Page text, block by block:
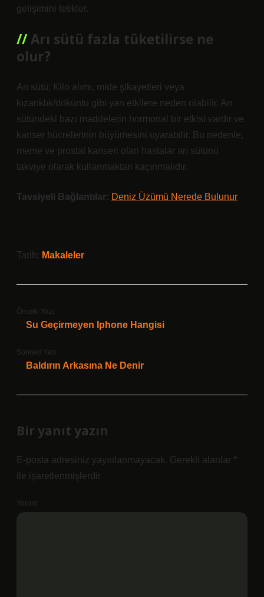
gelişimini tetikler.
Arı sütü fazla tüketilirse ne
olur?
Arı sütü; Kilo alımı, mide şikayetleri veya
kızarıklık/döküntü gibi yan etkilere neden olabilir. Arı
sütündeki bazı maddelerin hormonal bir etkisi vardır ve
kanser hücrelerinin büyümesini uyarabilir. Bu nedenle,
meme ve prostat kanseri olan hastalar arı sütünü
takviye olarak kullanmaktan kaçınmalıdır.
Tavsiyeli Bağlantılar: Deniz Üzümü Nerede Bulunur
Tarih: Makaleler
Önceki Yazı
Su Geçirmeyen Iphone Hangisi
Sonraki Yazı
Baldırın Arkasına Ne Denir
Bir yanıt yazın
E-posta adresiniz yayınlanmayacak. Gerekli alanlar *
ile işaretlenmişlerdir
Yorum